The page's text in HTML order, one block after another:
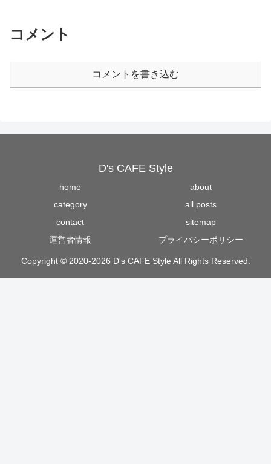
コメント
コメントを書き込む
D's CAFE Style
home
about
category
all posts
contact
sitemap
運営者情報
プライバシーポリシー
Copyright © 2020-2026 D's CAFE Style All Rights Reserved.